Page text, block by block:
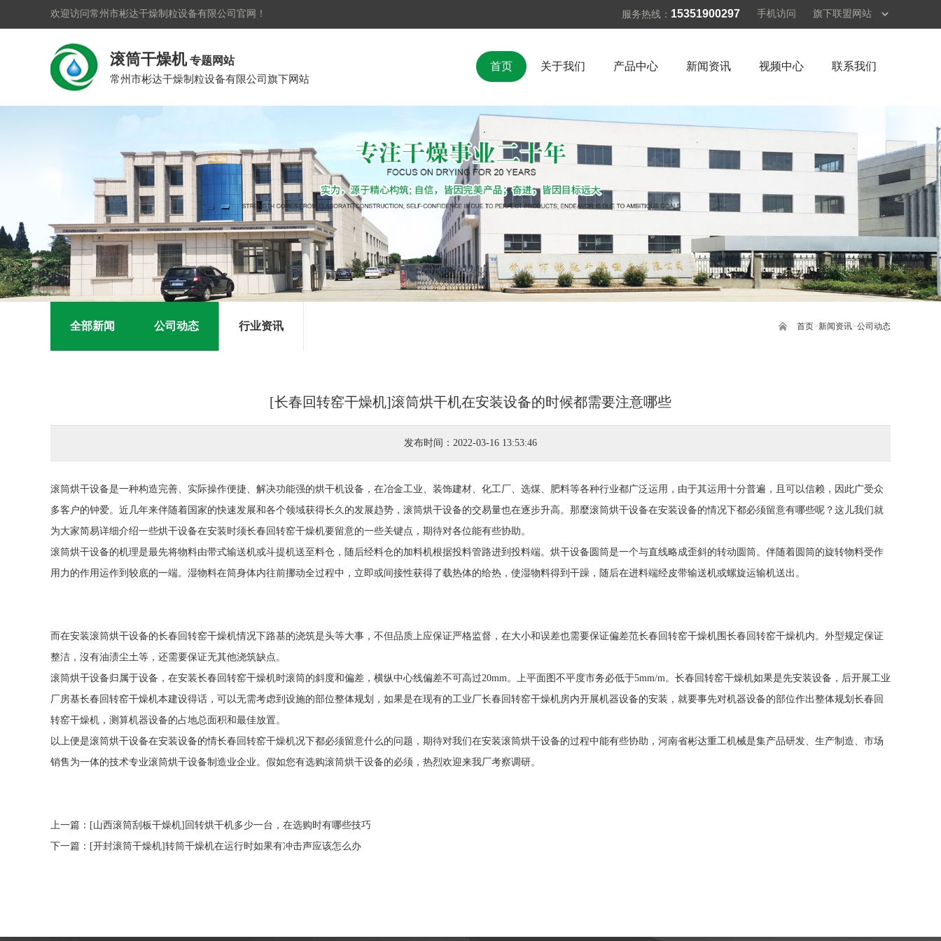
欢迎访问常州市彬达干燥制粒设备有限公司官网！ 手机访问
服务热线： 15351900297
滚筒干燥机专题网站
常州市彬达干燥制粒设备有限公司旗下网站
首页 关于我们 产品中心 新闻资讯 视频中心 联系我们
首页>新闻资讯>公司动态
全部新闻 公司动态 行业资讯
[长春回转窑干燥机]滚筒烘干机在安装设备的时候都需要注意哪些
发布时间：2022-03-16 13:53:46
滚筒烘干设备是一种构造完善、实际操作便捷、解决功能强的烘干机设备，在冶金工业、装饰建材、化工厂、选煤、肥料等各种行业都广泛运用，由于其运用十分普遍，且可以信赖，因此广受众
多客户的钟爱。近几年来伴随着国家的快速发展和各个领域获得长久的发展趋势，滚筒烘干设备的交易量也在逐步升高。那麼滚筒烘干设备在安装设备的情况下都必须留意有哪些呢？这儿我们就
为大家简易详细介绍一些烘干设备在安装时须长春回转窑干燥机要留意的一些关键点，期待对各位能有些协助。
滚筒烘干设备的机理是最先将物料由带式输送机或斗提机送至料仓，随后经料仓的加料机根据投料管路进到投料端。烘干设备圆筒是一个与直线略成歪斜的转动圆筒。伴随着圆筒的旋转物料受作
用力的作用运作到较底的一端。湿物料在筒身体内往前挪动全过程中，立即或间接性获得了载热体的给热，使湿物料得到干躁，随后在进料端经皮带输送机或螺旋运输机送出。
而在安装滚筒烘干设备的长春回转窑干燥机情况下路基的浇筑是头等大事，不但品质上应保证严格监督，在大小和误差也需要保证偏差范长春回转窑干燥机围长春回转窑干燥机内。外型规定保证
整洁，沒有油渍尘土等，还需要保证无其他浇筑缺点。
滚筒烘干设备归属于设备，在安装长春回转窑干燥机时滚筒的斜度和偏差，横纵中心线偏差不可高过20mm。上平面图不平度市务必低于5mm/m。长春回转窑干燥机如果是先安装设备，后开展工业
厂房基长春回转窑干燥机本建设得话，可以无需考虑到设施的部位整体规划，如果是在现有的工业厂长春回转窑干燥机房内开展机器设备的安装，就要事先对机器设备的部位作出整体规划长春回
转窑干燥机，测算机器设备的占地总面积和最佳放置。
以上便是滚筒烘干设备在安装设备的情长春回转窑干燥机况下都必须留意什么的问题，期待对我们在安装滚筒烘干设备的过程中能有些协助，河南省彬达重工机械是集产品研发、生产制造、市场
销售为一体的技术专业滚筒烘干设备制造业企业。假如您有选购滚筒烘干设备的必须，热烈欢迎来我厂考察调研。
上一篇： [山西滚筒刮板干燥机]回转烘干机多少一台，在选购时有哪些技巧
下一篇： [开封滚筒干燥机]转筒干燥机在运行时如果有冲击声应该怎么办